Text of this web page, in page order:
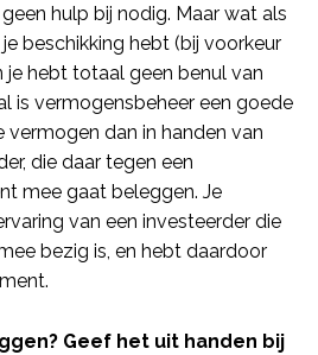
hulp bij nodig. Maar wat als
beschikking hebt (bij voorkeur
je hebt totaal geen benul van
is vermogensbeheer een goede
vermogen dan in handen van
die daar tegen een
mee gaat beleggen. Je
van een investeerder die
bezig is, en hebt daardoor
Geef het uit handen bij